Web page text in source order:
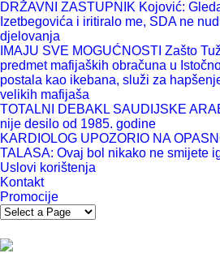
DRŽAVNI ZASTUPNIK Kojović:
Izetbegovića i iritiralo me, SDA ne
djelovanja
IMAJU SVE MOGUĆNOSTI Zašto
predmet mafijaških obračuna u
postala kao ikebana, služi za
velikih mafijaša
TOTALNI DEBAKL SAUDIJSKE
nije desilo od 1985. godine
KARDIOLOG UPOZORIO NA
TALASA: Ovaj bol nikako ne smijete
Uslovi korištenja
Kontakt
Promocije